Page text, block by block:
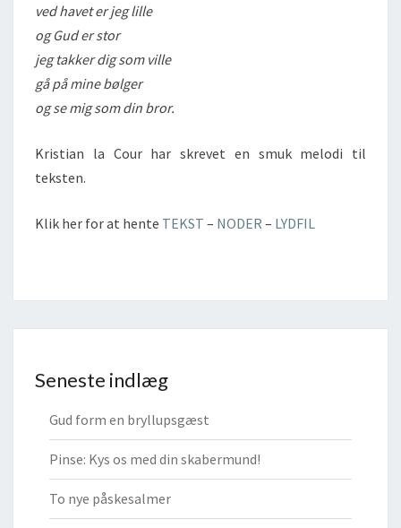
ved havet er jeg lille
og Gud er stor
jeg takker dig som ville
gå på mine bølger
og se mig som din bror.
Kristian la Cour har skrevet en smuk melodi til
teksten.
Klik her for at hente TEKST – NODER – LYDFIL
Seneste indlæg
Gud form en bryllupsgæst
Pinse: Kys os med din skabermund!
To nye påskesalmer